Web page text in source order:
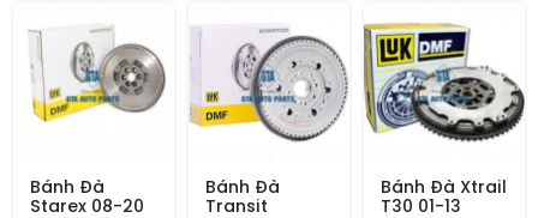
Bánh Đà
Starex 08-20
Bánh Đà
Transit
Bánh Đà Xtrail
T30 01-13